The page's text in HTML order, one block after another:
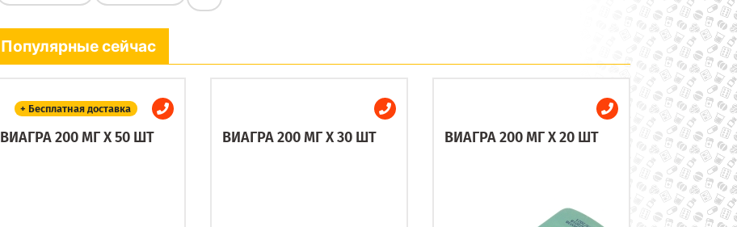
Популярные сейчас
+ Бесплатная доставка
ВИАГРА 200 МГ X 50 ШТ ВИАГРА 200 МГ X 30 ШТ ВИАГРА 200 МГ X 20 ШТ